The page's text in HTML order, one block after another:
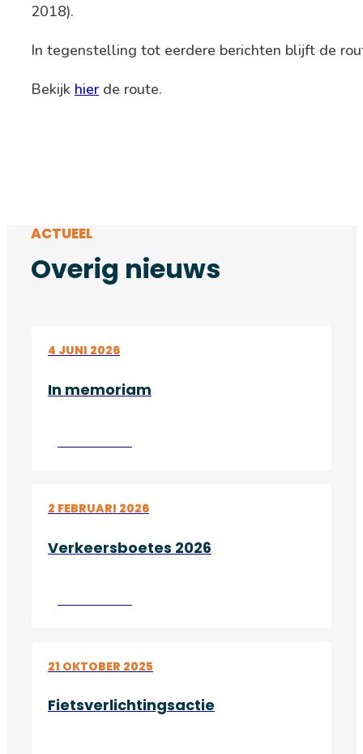
2018).
In tegenstelling tot eerdere berichten blijft de
Bekijk hierde route.
ACTUEEL
Overig nieuws
4 JUNI 2026
In memoriam
2 FEBRUARI 2026
Verkeersboetes 2026
21 OKTOBER 2025
Fietsverlichtingsactie